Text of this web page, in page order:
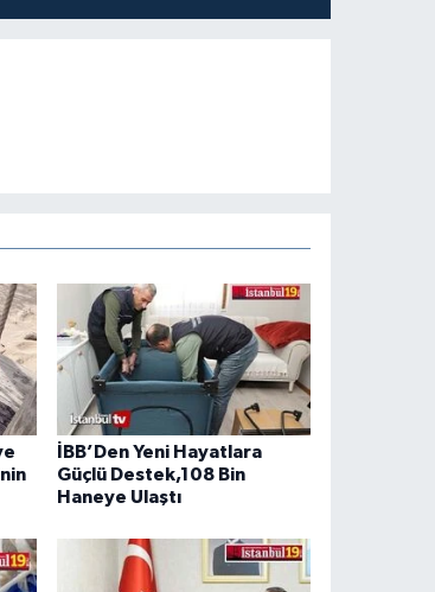
İBB’Den Yeni Hayatlara
Güçlü Destek,108 Bin
Haneye Ulaştı